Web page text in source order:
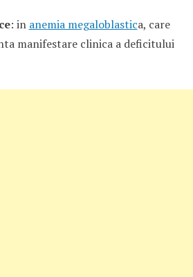
: in anemia megaloblastica, care
manifestare clinica a deficitului